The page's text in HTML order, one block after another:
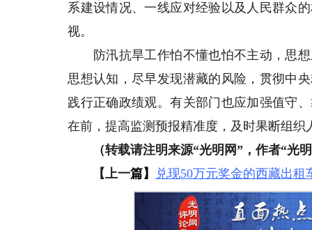
系建设情况、一线应对经验以及人民群众
视。
防汛抗旱工作怕不懂也怕不主动，思想
思想认知，尽早发现潜藏的风险，贯彻中
践行正确政绩观。有关部门也应加强值守
在前，提高监测预报精准度，及时果断组
（转载请注明来源“光明网”，作者“光明
【上一篇】 兑现50万元奖金的西藏出